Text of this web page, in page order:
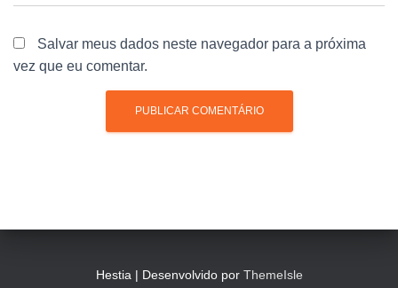
Salvar meus dados neste navegador para a próxima
vez que eu comentar.
Hestia | Desenvolvido por ThemeIsle